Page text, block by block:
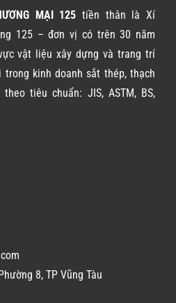
MẠI 125 tiền thân là Xí
125 – đơn vị có trên 30 năm
vật liệu xây dựng và trang trí
kinh doanh sắt thép, thạch
tiêu chuẩn: JIS, ASTM, BS,
8, TP Vũng Tàu